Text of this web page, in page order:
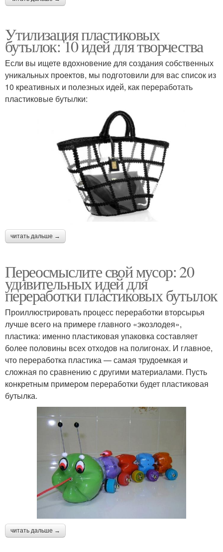
Утилизация пластиковых
бутылок: 10 идей для творчества
Если вы ищете вдохновение для создания собственных
уникальных проектов, мы подготовили для вас список из
10 креативных и полезных идей, как переработать
пластиковые бутылки:
читать дальше →
Переосмыслите свой мусор: 20
удивительных идей для
переработки пластиковых бутылок
Проиллюстрировать процесс переработки вторсырья
лучше всего на примере главного «экозлодея»,
пластика: именно пластиковая упаковка составляет
более половины всех отходов на полигонах. И главное,
что переработка пластика — самая трудоемкая и
сложная по сравнению с другими материалами. Пусть
конкретным примером переработки будет пластиковая
бутылка.
читать дальше →